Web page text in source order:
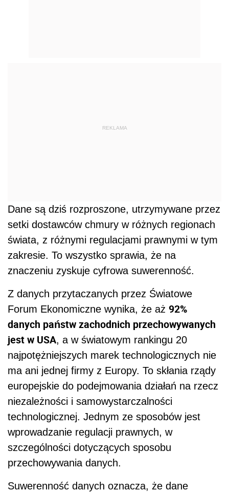
REKLAMA
Dane są dziś rozproszone, utrzymywane przez
setki dostawców chmury w różnych regionach
świata, z różnymi regulacjami prawnymi w tym
zakresie. To wszystko sprawia, że na
znaczeniu zyskuje cyfrowa suwerenność.
Z danych przytaczanych przez Światowe
Forum Ekonomiczne wynika, że aż 92%
danych państw zachodnich przechowywanych
jest w USA, a w światowym rankingu 20
najpotężniejszych marek technologicznych nie
ma ani jednej firmy z Europy. To skłania rządy
europejskie do podejmowania działań na rzecz
niezależności i samowystarczalności
technologicznej. Jednym ze sposobów jest
wprowadzanie regulacji prawnych, w
szczególności dotyczących sposobu
przechowywania danych.
Suwerenność danych oznacza, że dane